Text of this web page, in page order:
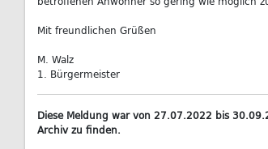
Mit freundlichen Grüßen
M. Walz
1. Bürgermeister
Diese Meldung war von 27.07.2022 bis
Archiv zu finden.